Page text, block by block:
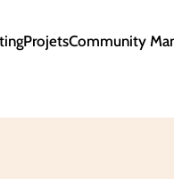
ProjetsCommunity